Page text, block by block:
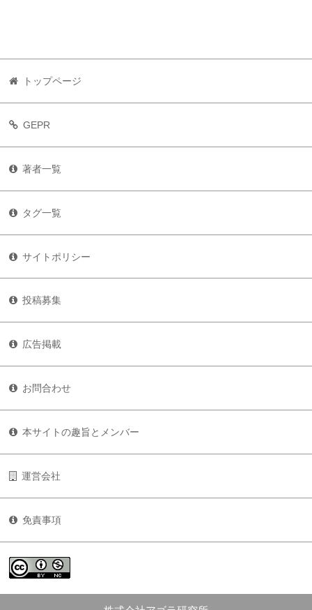
トップページ
GEPR
著者一覧
タグ一覧
サイトポリシー
投稿募集
広告掲載
お問合わせ
本サイトの趣旨とメンバー
運営会社
免責事項